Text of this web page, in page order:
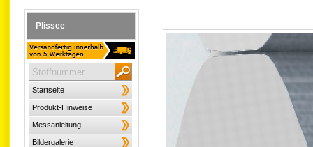
Plissee
Startseite
Produkt-Hinweise
Messanleitung
Bildergalerie